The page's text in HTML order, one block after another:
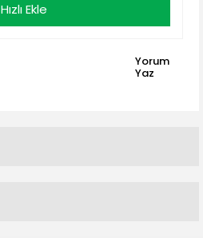
Hızlı Ekle
Yorum
Yaz